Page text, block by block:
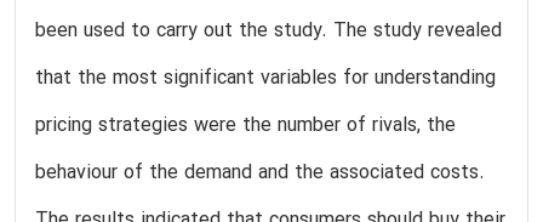
been used to carry out the study. The study revealed
that the most significant variables for understanding
pricing strategies were the number of rivals, the
behaviour of the demand and the associated costs.